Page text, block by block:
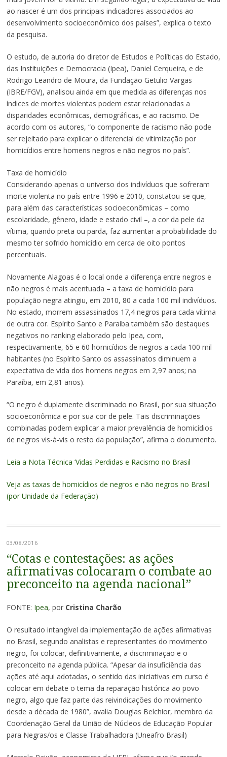
ao nascer é um dos principais indicadores associados ao
desenvolvimento socioeconômico dos países”, explica o texto
da pesquisa.
O estudo, de autoria do diretor de Estudos e Políticas do Estado,
das Instituições e Democracia (Ipea), Daniel Cerqueira, e de
Rodrigo Leandro de Moura, da Fundação Getulio Vargas
(IBRE/FGV), analisou ainda em que medida as diferenças nos
índices de mortes violentas podem estar relacionadas a
disparidades econômicas, demográficas, e ao racismo. De
acordo com os autores, “o componente de racismo não pode
ser rejeitado para explicar o diferencial de vitimização por
homicídios entre homens negros e não negros no país”.
Taxa de homicídio
Considerando apenas o universo dos indivíduos que sofreram
morte violenta no país entre 1996 e 2010, constatou-se que,
para além das características socioeconômicas – como
escolaridade, gênero, idade e estado civil –, a cor da pele da
vítima, quando preta ou parda, faz aumentar a probabilidade do
mesmo ter sofrido homicídio em cerca de oito pontos
percentuais.
Novamente Alagoas é o local onde a diferença entre negros e
não negros é mais acentuada – a taxa de homicídio para
população negra atingiu, em 2010, 80 a cada 100 mil indivíduos.
No estado, morrem assassinados 17,4 negros para cada vítima
de outra cor. Espírito Santo e Paraíba também são destaques
negativos no ranking elaborado pelo Ipea, com,
respectivamente, 65 e 60 homicídios de negros a cada 100 mil
habitantes (no Espírito Santo os assassinatos diminuem a
expectativa de vida dos homens negros em 2,97 anos; na
Paraíba, em 2,81 anos).
“O negro é duplamente discriminado no Brasil, por sua situação
socioeconômica e por sua cor de pele. Tais discriminações
combinadas podem explicar a maior prevalência de homicídios
de negros vis-à-vis o resto da população”, afirma o documento.
Leia a Nota Técnica ‘Vidas Perdidas e Racismo no Brasil
Veja as taxas de homicídios de negros e não negros no Brasil
(por Unidade da Federação)
03/08/2016
“Cotas e contestações: as ações
afirmativas colocaram o combate ao
preconceito na agenda nacional”
FONTE: Ipea, por Cristina Charão
O resultado intangível da implementação de ações afirmativas
no Brasil, segundo analistas e representantes do movimento
negro, foi colocar, definitivamente, a discriminação e o
preconceito na agenda pública. “Apesar da insuficiência das
ações até aqui adotadas, o sentido das iniciativas em curso é
colocar em debate o tema da reparação histórica ao povo
negro, algo que faz parte das reivindicações do movimento
desde a década de 1980”, avalia Douglas Belchior, membro da
Coordenação Geral da União de Núcleos de Educação Popular
para Negras/os e Classe Trabalhadora (Uneafro Brasil)